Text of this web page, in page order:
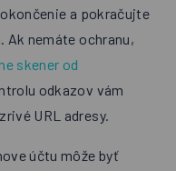
a pokračujte
Ak nemáte ochranu,
skener od
odkazov vám
URL adresy.
účtu môže byť